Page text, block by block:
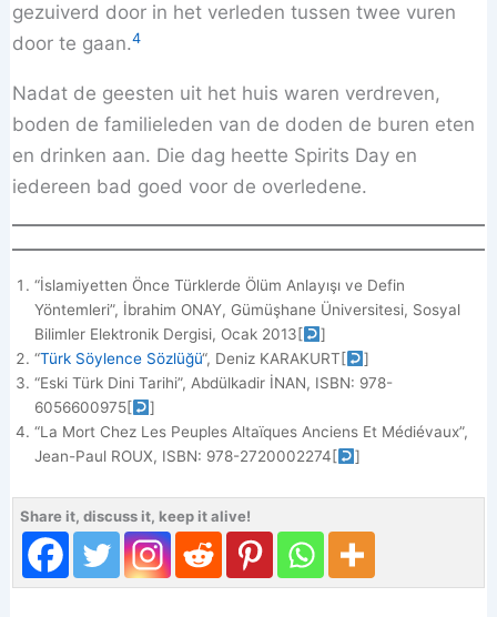
gezuiverd door in het verleden tussen twee vuren
door te gaan.4
Nadat de geesten uit het huis waren verdreven,
boden de familieleden van de doden de buren eten
en drinken aan. Die dag heette Spirits Day en
iedereen bad goed voor de overledene.
“İslamiyetten Önce Türklerde Ölüm Anlayışı ve Defin
Yöntemleri”, İbrahim ONAY, Gümüşhane Üniversitesi, Sosyal
Bilimler Elektronik Dergisi, Ocak 2013[
]
“Türk Söylence Sözlüğü“, Deniz KARAKURT[
]
“Eski Türk Dini Tarihi”, Abdülkadir İNAN, ISBN: 978-
6056600975[
]
“La Mort Chez Les Peuples Altaïques Anciens Et Médiévaux”,
Jean-Paul ROUX, ISBN: ‎978-2720002274[ ]
Share it, discuss it, keep it alive!